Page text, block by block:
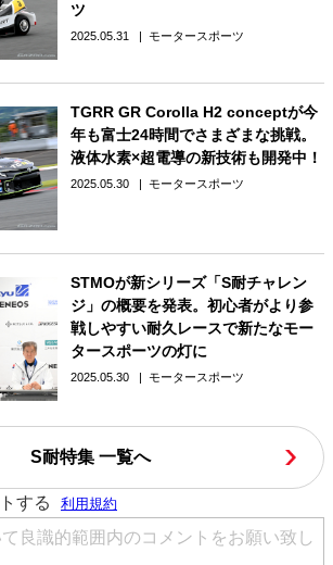
ツ
2025.05.31 モータースポーツ
TGRR GR Corolla H2 conceptが今
年も富士24時間でさまざまな挑戦。
液体水素×超電導の新技術も開発中！
2025.05.30 モータースポーツ
STMOが新シリーズ「S耐チャレン
ジ」の概要を発表。初心者がより参
戦しやすい耐久レースで新たなモー
タースポーツの灯に
2025.05.30 モータースポーツ
S耐特集 一覧へ